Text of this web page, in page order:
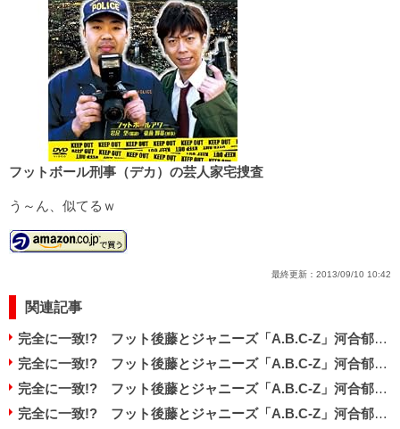
フットボール刑事（デカ）の芸人家宅捜査
う～ん、似てるｗ
最終更新： 2013/09/10 10:42
関連記事
完全に一致!? フット後藤とジャニーズ「A.B.C-Z」河合郁人がそっくり過ぎる！
完全に一致!? フット後藤とジャニーズ「A.B.C-Z」河合郁人がそっくり過ぎる！
完全に一致!? フット後藤とジャニーズ「A.B.C-Z」河合郁人がそっくり過ぎる！
完全に一致!? フット後藤とジャニーズ「A.B.C-Z」河合郁人がそっくり過ぎる！